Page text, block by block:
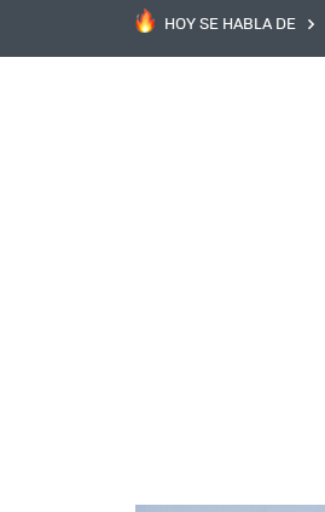
HOY SE HABLA DE